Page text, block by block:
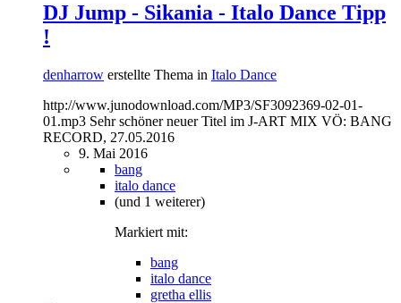
DJ Jump - Sikania - Italo Dance Tipp
!
denharrow erstellte Thema in Italo Dance
http://www.junodownload.com/MP3/SF3092369-02-01-
01.mp3 Sehr schöner neuer Titel im J-ART MIX VÖ: BANG
RECORD, 27.05.2016
9. Mai 2016
bang
italo dance
(und 1 weiterer)
Markiert mit:
bang
italo dance
gretha ellis